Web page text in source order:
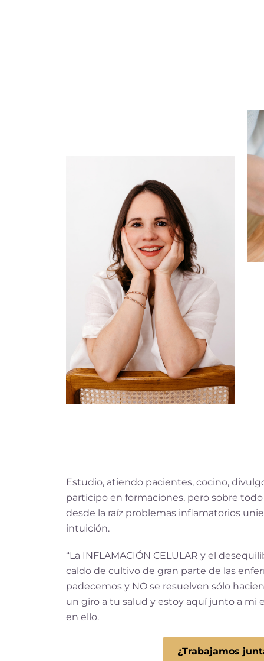
Estudio, atiendo pacientes, cocino,
participo en formaciones, pero sobre
desde la raíz problemas inflamatorios
intuición.
“La INFLAMACIÓN CELULAR y el
caldo de cultivo de gran parte de las
padecemos y NO se resuelven sólo
un giro a tu salud y estoy aquí junto a mi
en ello.
¿Trabajamos